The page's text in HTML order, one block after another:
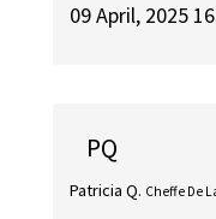
09 April, 2025
PQ
Patricia Q. Cheffe De